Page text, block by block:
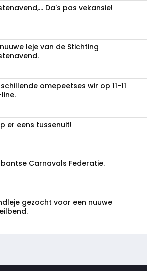
Da's pas vekansie!
leje van de Stichting
omepeetses wir op 11-11
er eens tussenuit!
Carnavals Federatie.
gezocht voor een nuuwe